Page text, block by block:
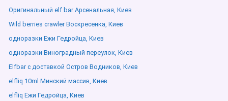
Оригинальный elf bar Арсенальная, Киев
Wild berries crawler Воскресенка, Киев
одноразки Ежи Гедройца, Киев
одноразки Виноградный переулок, Киев
Elfbar с доставкой Остров Водников, Киев
elfliq 10ml Минский массив, Киев
elfliq Ежи Гедройца, Киев